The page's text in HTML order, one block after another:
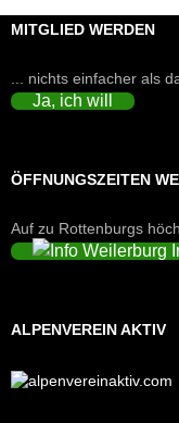
MITGLIED WERDEN
... nichts einfacher als
Ja, ich will
ÖFFNUNGSZEITEN
Auf zu Rottenburgs
ALPENVEREIN AKTIV